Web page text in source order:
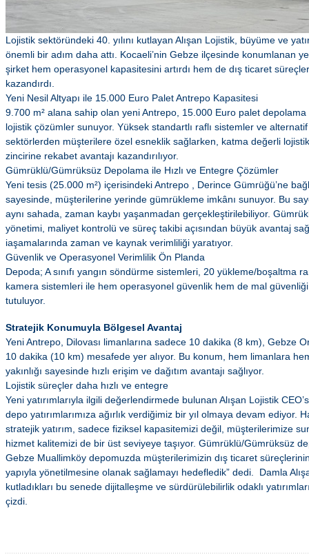
Lojistik sektöründeki 40. yılını kutlayan Alışan Lojistik, büyüme ve
önemli bir adım daha attı. Kocaeli’nin Gebze ilçesinde konumlanan
şirket hem operasyonel kapasitesini artırdı hem de dış ticaret
kazandırdı.
Yeni Nesil Altyapı ile 15.000 Euro Palet Antrepo Kapasitesi
9.700 m² alana sahip olan yeni Antrepo, 15.000 Euro palet
lojistik çözümler sunuyor. Yüksek standartlı raflı sistemler ve
sektörlerden müşterilere özel esneklik sağlarken, katma değerli
zincirine rekabet avantajı kazandırılıyor.
Gümrüklü/Gümrüksüz Depolama ile Hızlı ve Entegre Çözümler
Yeni tesis (25.000 m²) içerisindeki Antrepo , Derince Gümrüğü’ne
sayesinde, müşterilerine yerinde gümrükleme imkânı sunuyor. Bu
aynı sahada, zaman kaybı yaşanmadan gerçekleştirilebiliyor.
yönetimi, maliyet kontrolü ve süreç takibi açısından büyük avantaj
iaşamalarında zaman ve kaynak verimliliği yaratıyor.
Güvenlik ve Operasyonel Verimlilik Ön Planda
Depoda; A sınıfı yangın söndürme sistemleri, 20 yükleme/boşaltma
kamera sistemleri ile hem operasyonel güvenlik hem de mal
tutuluyor.
Stratejik Konumuyla Bölgesel Avantaj
Yeni Antrepo, Dilovası limanlarına sadece 10 dakika (8 km), Gebze
10 dakika (10 km) mesafede yer alıyor. Bu konum, hem limanlara
yakınlığı sayesinde hızlı erişim ve dağıtım avantajı sağlıyor.
Lojistik süreçler daha hızlı ve entegre
Yeni yatırımlarıyla ilgili değerlendirmede bulunan Alışan Lojistik
depo yatırımlarımıza ağırlık verdiğimiz bir yıl olmaya devam ediyor.
stratejik yatırım, sadece fiziksel kapasitemizi değil, müşterilerimize
hizmet kalitemizi de bir üst seviyeye taşıyor. Gümrüklü/Gümrüksüz
Gebze Muallimköy depomuzda müşterilerimizin dış ticaret
yapıyla yönetilmesine olanak sağlamayı hedefledik” dedi. Damla
kutladıkları bu senede dijitalleşme ve sürdürülebilirlik odaklı
çizdi.